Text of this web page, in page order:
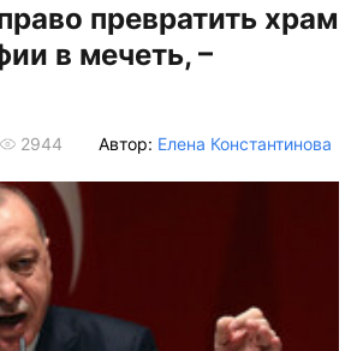
превратить храм
в мечеть, –
2944 Автор: Елена Константинова